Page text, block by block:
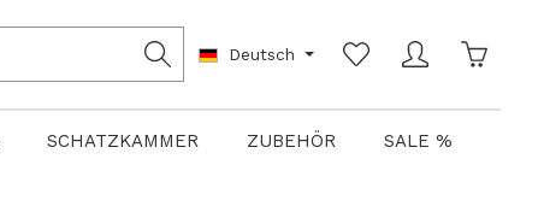
Deutsch
SCHATZKAMMER ZUBEHÖR SALE %